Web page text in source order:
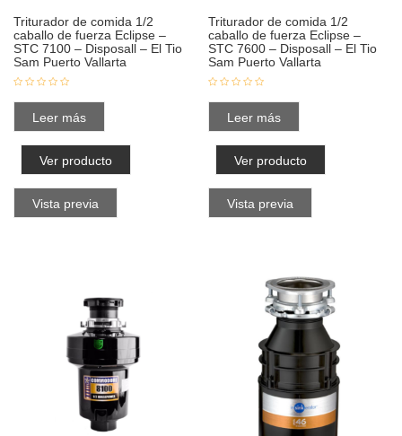
Triturador de comida 1/2
caballo de fuerza Eclipse –
STC 7100 – Disposall – El Tio
Sam Puerto Vallarta
Leer más
Ver producto
Vista previa
Triturador de comida 1/2
caballo de fuerza Eclipse –
STC 7600 – Disposall – El Tio
Sam Puerto Vallarta
Leer más
Ver producto
Vista previa